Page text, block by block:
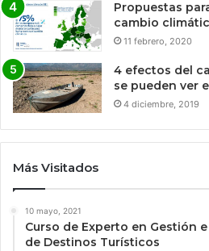
Propuestas
cambio
11 febrero, 2020
4 efectos del
se pueden ver
4 diciembre, 2019
Más Visitados
10 mayo, 2021
Curso de Experto en Gestión
de Destinos Turísticos